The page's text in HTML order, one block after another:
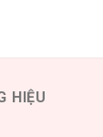
HIỆU